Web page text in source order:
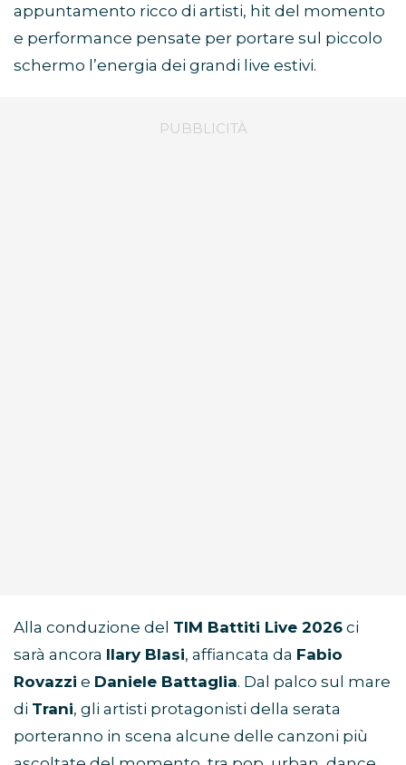
appuntamento ricco di artisti, hit del momento
e performance pensate per portare sul piccolo
schermo l’energia dei grandi live estivi.
Alla conduzione del TIM Battiti Live 2026 ci
sarà ancora Ilary Blasi, affiancata da Fabio
Rovazzi e Daniele Battaglia. Dal palco sul mare
di Trani, gli artisti protagonisti della serata
porteranno in scena alcune delle canzoni più